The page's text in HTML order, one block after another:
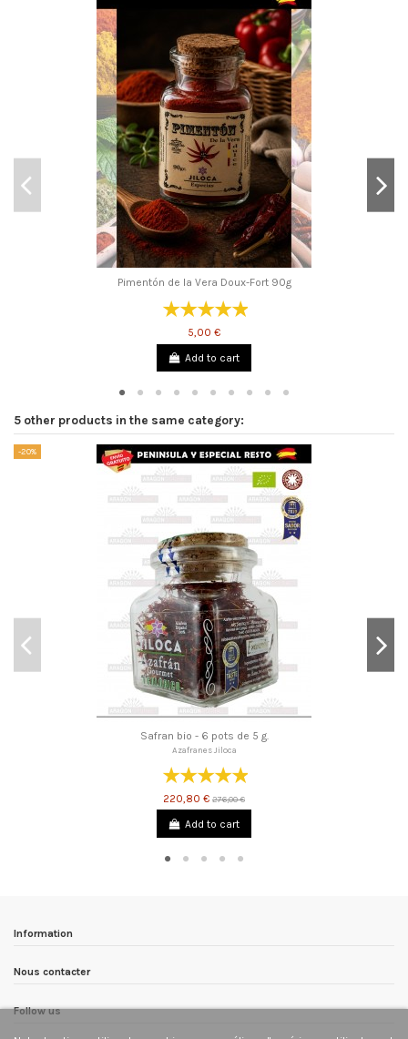
Pimentón de la Vera Doux-Fort 90g
5,00 €
Add to cart
5 other products in the same category:
-20%
Safran bio - 6 pots de 5 g.
Azafranes Jiloca
220,80 € 276,00 €
Add to cart
Information
Nous contacter
Follow us